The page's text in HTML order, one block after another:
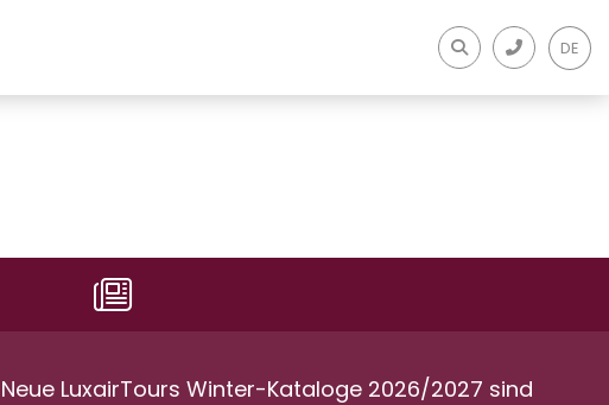
DE
Neue LuxairTours Winter-Kataloge 2026/2027 sind